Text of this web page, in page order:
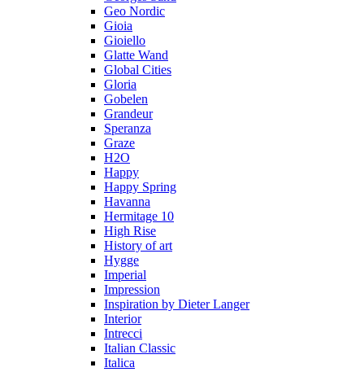
Geo Nordic
Gioia
Gioiello
Glatte Wand
Global Cities
Gloria
Gobelen
Grandeur
Speranza
Graze
H2O
Happy
Happy Spring
Havanna
Hermitage 10
High Rise
History of art
Hygge
Imperial
Impression
Inspiration by Dieter Langer
Interior
Intrecci
Italian Classic
Italica